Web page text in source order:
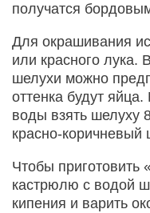
получатся
Для окрашивания
или красного лука.
шелухи можно
оттенка будут
воды взять шелуху
красно-коричневый
Чтобы приготовить
кастрюлю с водой
кипения и варить